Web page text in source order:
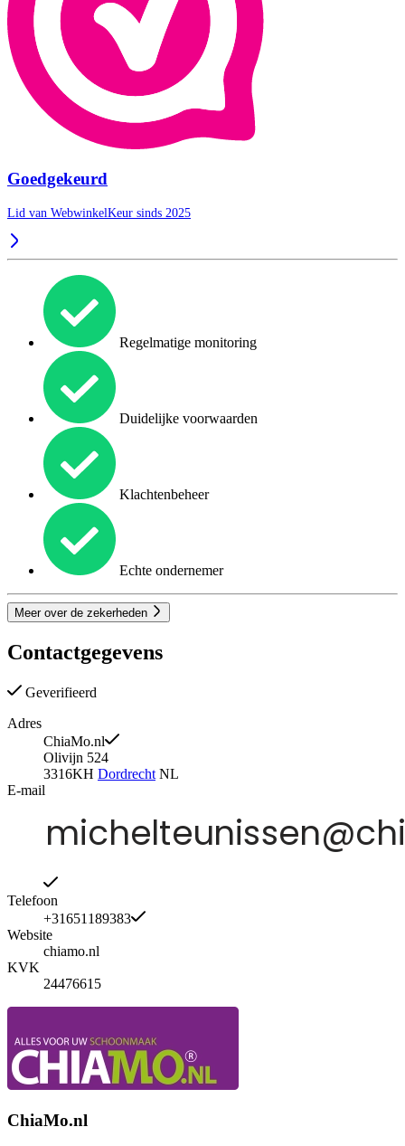
Goedgekeurd
Lid van WebwinkelKeur sinds 2025
Regelmatige monitoring
Duidelijke voorwaarden
Klachtenbeheer
Echte ondernemer
Meer over de zekerheden
Contactgegevens
Geverifieerd
Adres
ChiaMo.nl
Olivijn 524
3316KH Dordrecht NL
E-mail
Telefoon
+31651189383
Website
chiamo.nl
KVK
24476615
ChiaMo.nl